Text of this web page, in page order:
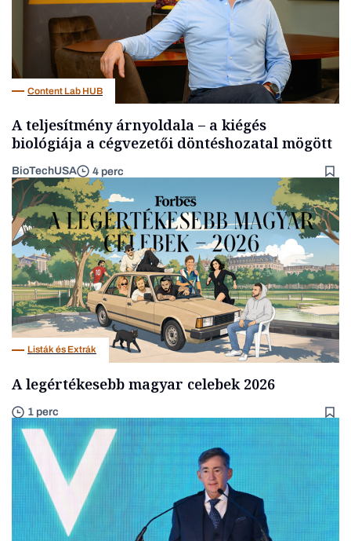
Content Lab HUB
A teljesítmény árnyoldala – a kiégés
biológiája a cégvezetői döntéshozatal mögött
BioTechUSA 4 perc
Listák és Extrák
A legértékesebb magyar celebek 2026
1 perc